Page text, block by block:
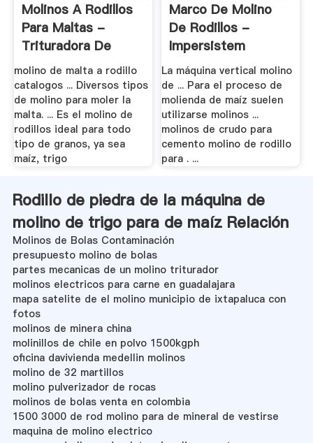
Molinos A Rodillos
Para Maltas -
Trituradora De
Cono
molino de malta a rodillo
catalogos ... Diversos tipos
de molino para moler la
malta. ... Es el molino de
rodillos ideal para todo
tipo de granos, ya sea
maíz, trigo
Marco De Molino
De Rodillos -
Impersistem
La máquina vertical molino
de ... Para el proceso de
molienda de maíz suelen
utilizarse molinos ...
molinos de crudo para
cemento molino de rodillo
para . ...
Rodillo de piedra de la máquina de
molino de trigo para de maíz Relación
Molinos de Bolas Contaminación
presupuesto molino de bolas
partes mecanicas de un molino triturador
molinos electricos para carne en guadalajara
mapa satelite de el molino municipio de ixtapaluca con
fotos
molinos de minera china
molinillos de chile en polvo 1500kgph
oficina davivienda medellin molinos
molino de 32 martillos
molino pulverizador de rocas
molinos de bolas venta en colombia
1500 3000 de rod molino para de mineral de vestirse
maquina de molino electrico